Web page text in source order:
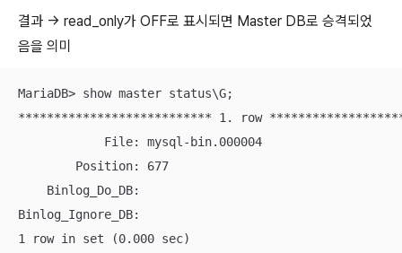
결과 -> read_only가 OFF로 표시되면 Master DB로 승격되었
음을 의미
MariaDB> show master status\G;
*************************** 1. row
            File: mysql-bin.000004
        Position: 677
    Binlog_Do_DB:
Binlog_Ignore_DB:
1 row in set (0.000 sec)